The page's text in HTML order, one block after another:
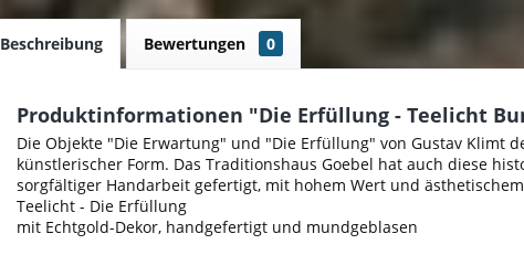
Beschreibung Bewertungen 0
Produktinformationen "Die Erfüllung - Teelicht
Die Objekte "Die Erwartung" und "Die Erfüllung" von Gustav Klimt
künstlerischer Form. Das Traditionshaus Goebel hat auch diese
sorgfältiger Handarbeit gefertigt, mit hohem Wert und
Teelicht - Die Erfüllung
mit Echtgold-Dekor, handgefertigt und mundgeblasen